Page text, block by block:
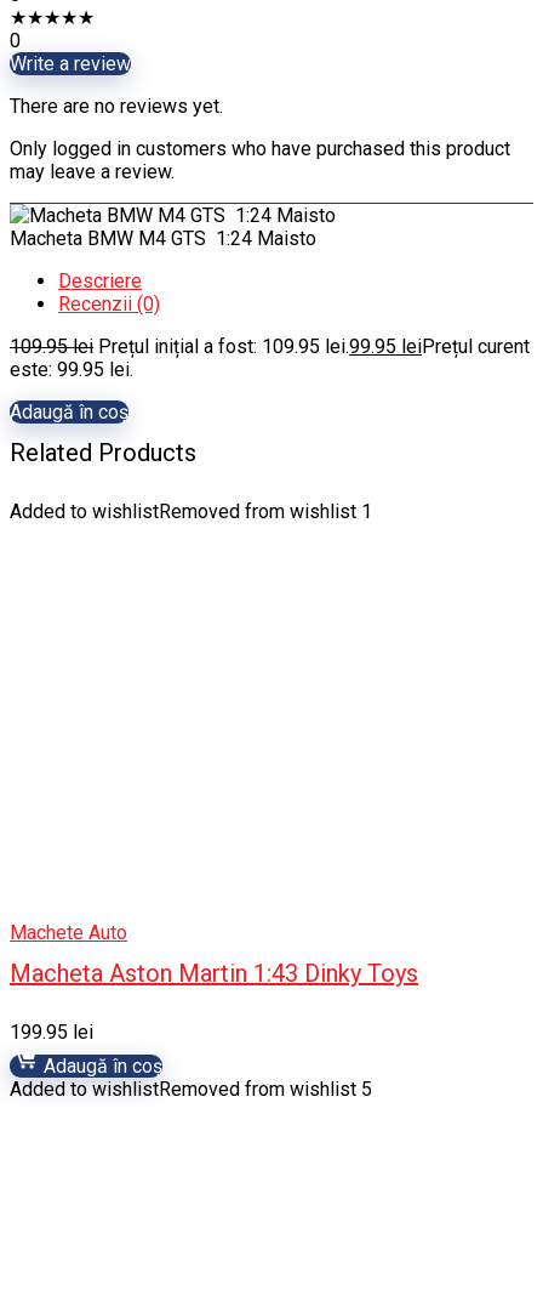
★★★★★
0
Write a review
There are no reviews yet.
Only logged in customers who have purchased this product
may leave a review.
Macheta BMW M4 GTS 1:24 Maisto
Descriere
Recenzii (0)
109.95lei Prețul inițial a fost: 109.95 lei.99.95 leiPrețul curent
este: 99.95 lei.
Adaugă în coș
Related Products
Added to wishlistRemoved from wishlist 1
Machete Auto
Macheta Aston Martin 1:43 Dinky Toys
199.95 lei
Adaugă în coș
Added to wishlistRemoved from wishlist 5